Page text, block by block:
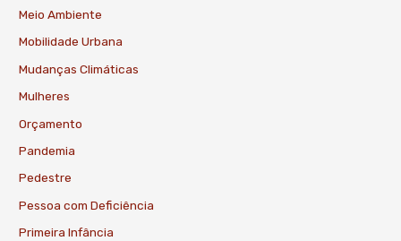
Meio Ambiente
Mobilidade Urbana
Mudanças Climáticas
Mulheres
Orçamento
Pandemia
Pedestre
Pessoa com Deficiência
Primeira Infância